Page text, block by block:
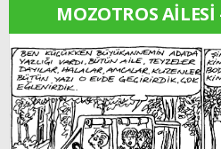
MOZOTROS